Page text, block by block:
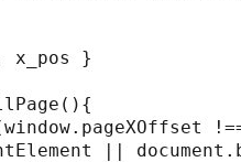
x_pos }
||